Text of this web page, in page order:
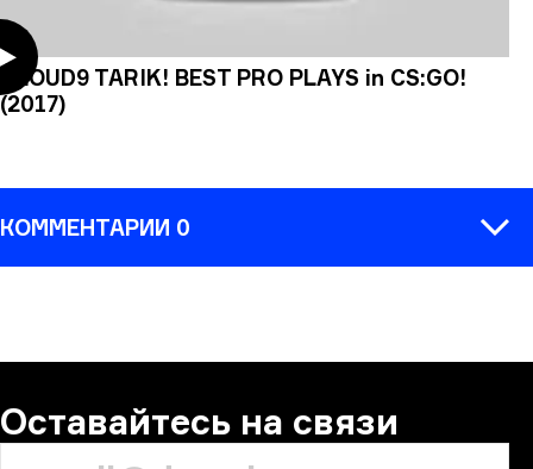
CLOUD9 TARIK! BEST PRO PLAYS in CS:GO!
(2017)
КОММЕНТАРИИ 0
Оставайтесь на связи